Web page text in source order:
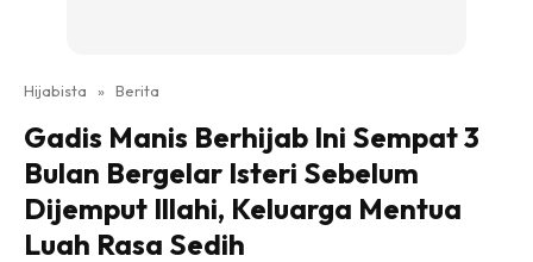
Hijabista » Berita
Gadis Manis Berhijab Ini Sempat 3
Bulan Bergelar Isteri Sebelum
Dijemput Illahi, Keluarga Mentua
Luah Rasa Sedih